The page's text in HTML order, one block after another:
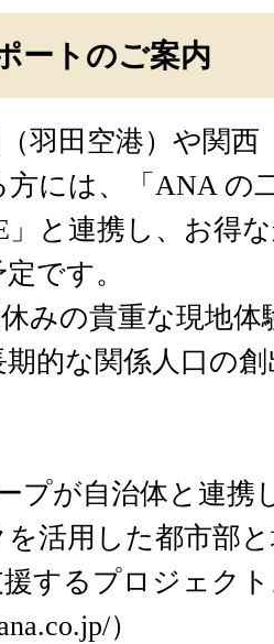
ートのご案内
羽田空港）や関西
方には、「ANA の
」と連携し、お得
です。
みの貴重な現地体
的な関係人口の
プが自治体と連携
活用した都市部
するプロジェク
）